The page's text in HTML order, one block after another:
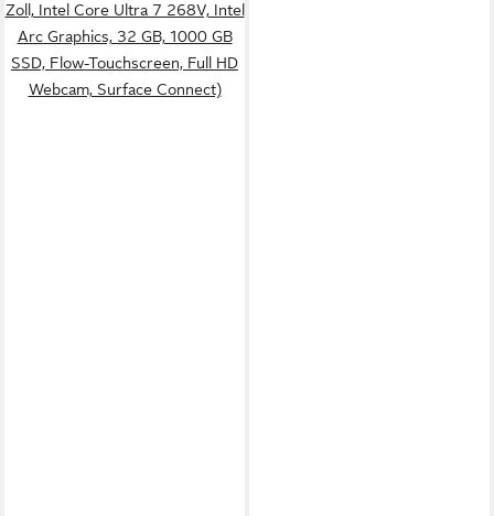
Zoll, Intel Core Ultra 7 268V, Intel
Arc Graphics, 32 GB, 1000 GB
SSD, Flow-Touchscreen, Full HD
Webcam, Surface Connect)